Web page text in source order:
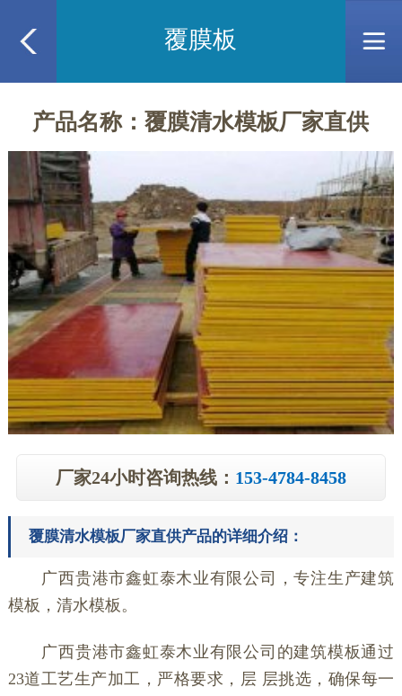
覆膜板
产品名称：覆膜清水模板厂家直供
厂家24小时咨询热线： 153-4784-8458
覆膜清水模板厂家直供产品的详细介绍：
广西贵港市鑫虹泰木业有限公司，专注生产建筑
模板，清水模板。
广西贵港市鑫虹泰木业有限公司的建筑模板通过
23道工艺生产加工，严格要求，层 层挑选，确保每一